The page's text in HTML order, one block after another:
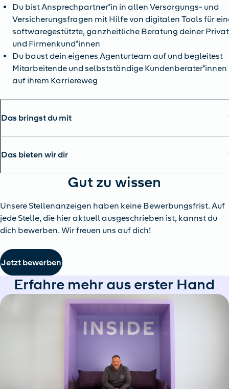
Du bist Ansprechpartner*in in allen Versorgungs- und
Versicherungsfragen mit Hilfe von digitalen Tools für
softwaregestützte, ganzheitliche Beratung deiner
und Firmenkund*innen
Du baust dein eigenes Agenturteam auf und begleitest
Mitarbeitende und selbstständige Kundenberater*innen
auf ihrem Karriereweg
Das bringst du mit
Das bieten wir dir
Gut zu wissen
Unsere Stellenanzeigen haben keine Bewerbungsfrist. Auf
jede Stelle, die hier aktuell ausgeschrieben ist, kannst du
dich bewerben. Wir freuen uns auf dich!
Jetzt bewerben
Erfahre mehr aus erster Hand